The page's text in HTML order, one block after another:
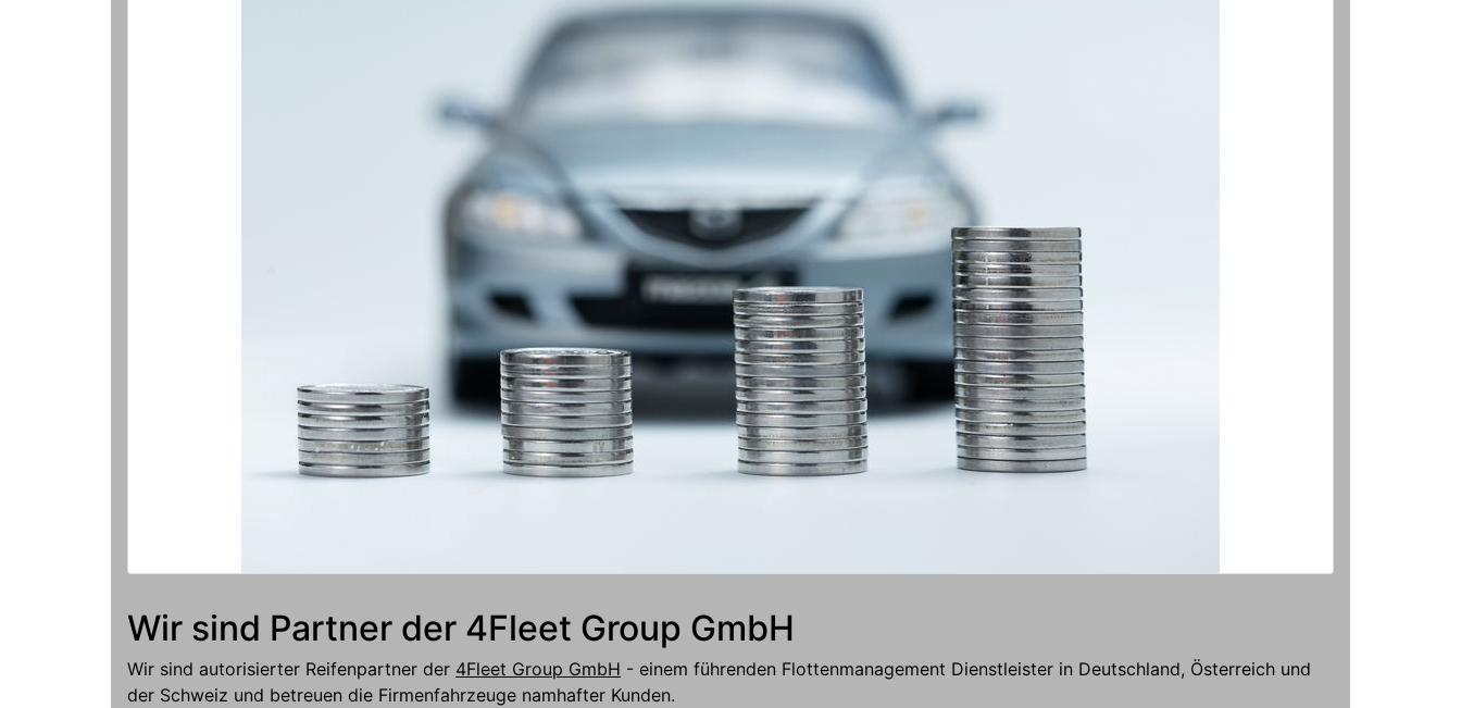
Wir sind Partner der 4Fleet Group GmbH
Wir sind autorisierter Reifenpartner der 4Fleet Group GmbH - einem führenden Flottenmanagement Dienstleister in Deutschland, Österreich und
der Schweiz und betreuen die Firmenfahrzeuge namhafter Kunden.